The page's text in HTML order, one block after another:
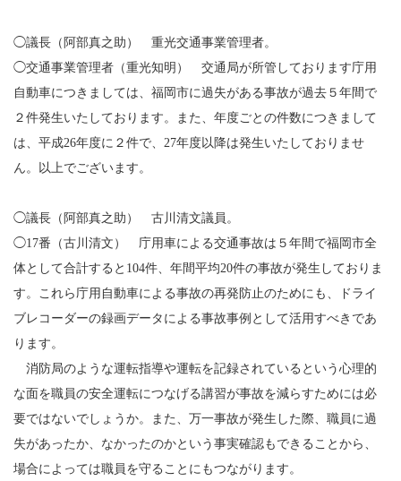
◯議長（阿部真之助） 重光交通事業管理者。
◯交通事業管理者（重光知明） 交通局が所管しております庁用
自動車につきましては、福岡市に過失がある事故が過去５年間で
２件発生いたしております。また、年度ごとの件数につきまして
は、平成26年度に２件で、27年度以降は発生いたしておりませ
ん。以上でございます。
◯議長（阿部真之助） 古川清文議員。
◯17番（古川清文） 庁用車による交通事故は５年間で福岡市全
体として合計すると104件、年間平均20件の事故が発生しておりま
す。これら庁用自動車による事故の再発防止のためにも、ドライ
ブレコーダーの録画データによる事故事例として活用すべきであ
ります。
消防局のような運転指導や運転を記録されているという心理的
な面を職員の安全運転につなげる講習が事故を減らすためには必
要ではないでしょうか。また、万一事故が発生した際、職員に過
失があったか、なかったのかという事実確認もできることから、
場合によっては職員を守ることにもつながります。